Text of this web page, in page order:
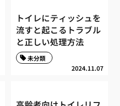
トイレにティッシュを
流すと起こるトラブル
と正しい処理方法
2024.11.07
未分類